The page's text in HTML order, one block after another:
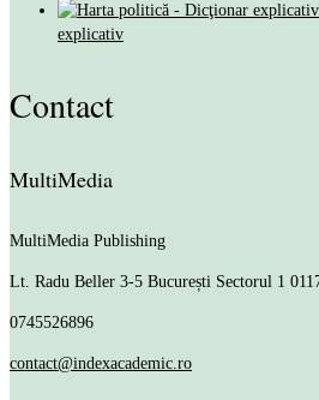
explicativ
Contact
MultiMedia
MultiMedia Publishing
Lt. Radu Beller 3-5 București Sectorul 1
0745526896
contact@indexacademic.ro